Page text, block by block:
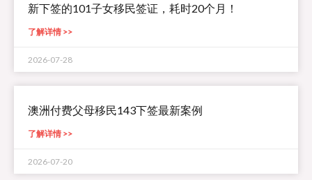
新下签的101子女移民签证，耗时20个月！
了解详情 >>
2026-07-28
澳洲付费父母移民143下签最新案例
了解详情 >>
2026-07-20